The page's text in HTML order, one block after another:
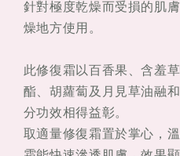
針對極度乾燥而受損的肌
燥地方使用。
此修復霜以百香果、含羞
酯、胡蘿蔔及月見草油融
分功效相得益彰。
取適量修復霜置於掌心，